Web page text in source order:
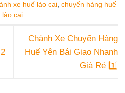
xe huế lào cai chuyển hàng huế
lào cai.
Chành Xe Chuyển Hàng
Huế Yên Bái Giao Nhanh
Giá Rẻ 1️⃣